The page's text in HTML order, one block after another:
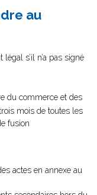
au
s’il n’a pas signé
du commerce et des
mois de toutes les
fusion
actes en annexe au